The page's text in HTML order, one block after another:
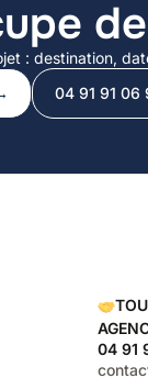
: destination,
04 91 91 06
04 91